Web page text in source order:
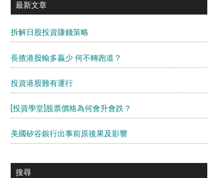
最新文章
拆解日股投資賺錢策略
長揸港股輸多贏少 何不轉跑道？
投資港股難有運行
[投資學堂]股票價格為何會升會跌？
美國矽谷銀行出事前原後果及影響
搜尋